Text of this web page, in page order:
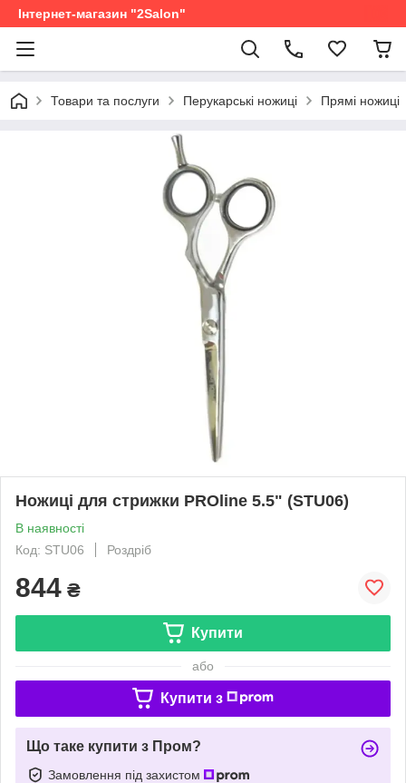
Інтернет-магазин "2Salon"
Товари та послуги Перукарські ножиці Прямі ножиці
Ножиці для стрижки PROline 5.5" (STU06)
В наявності
Код: STU06
Роздріб
844 ₴
Купити
або
Купити з
Що таке купити з Пром?
Замовлення під захистом